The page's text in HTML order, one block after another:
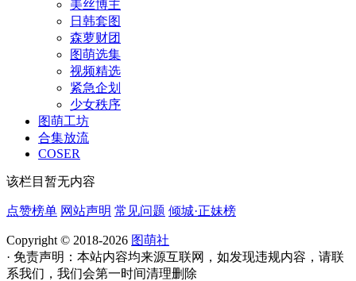
美丝博主
日韩套图
森萝财团
图萌选集
视频精选
紧急企划
少女秩序
图萌工坊
合集放流
COSER
该栏目暂无内容
点赞榜单 网站声明 常见问题 倾城·正妹榜
Copyright © 2018-2026 图萌社
· 免责声明：本站内容均来源互联网，如发现违规内容，请联
系我们，我们会第一时间清理删除